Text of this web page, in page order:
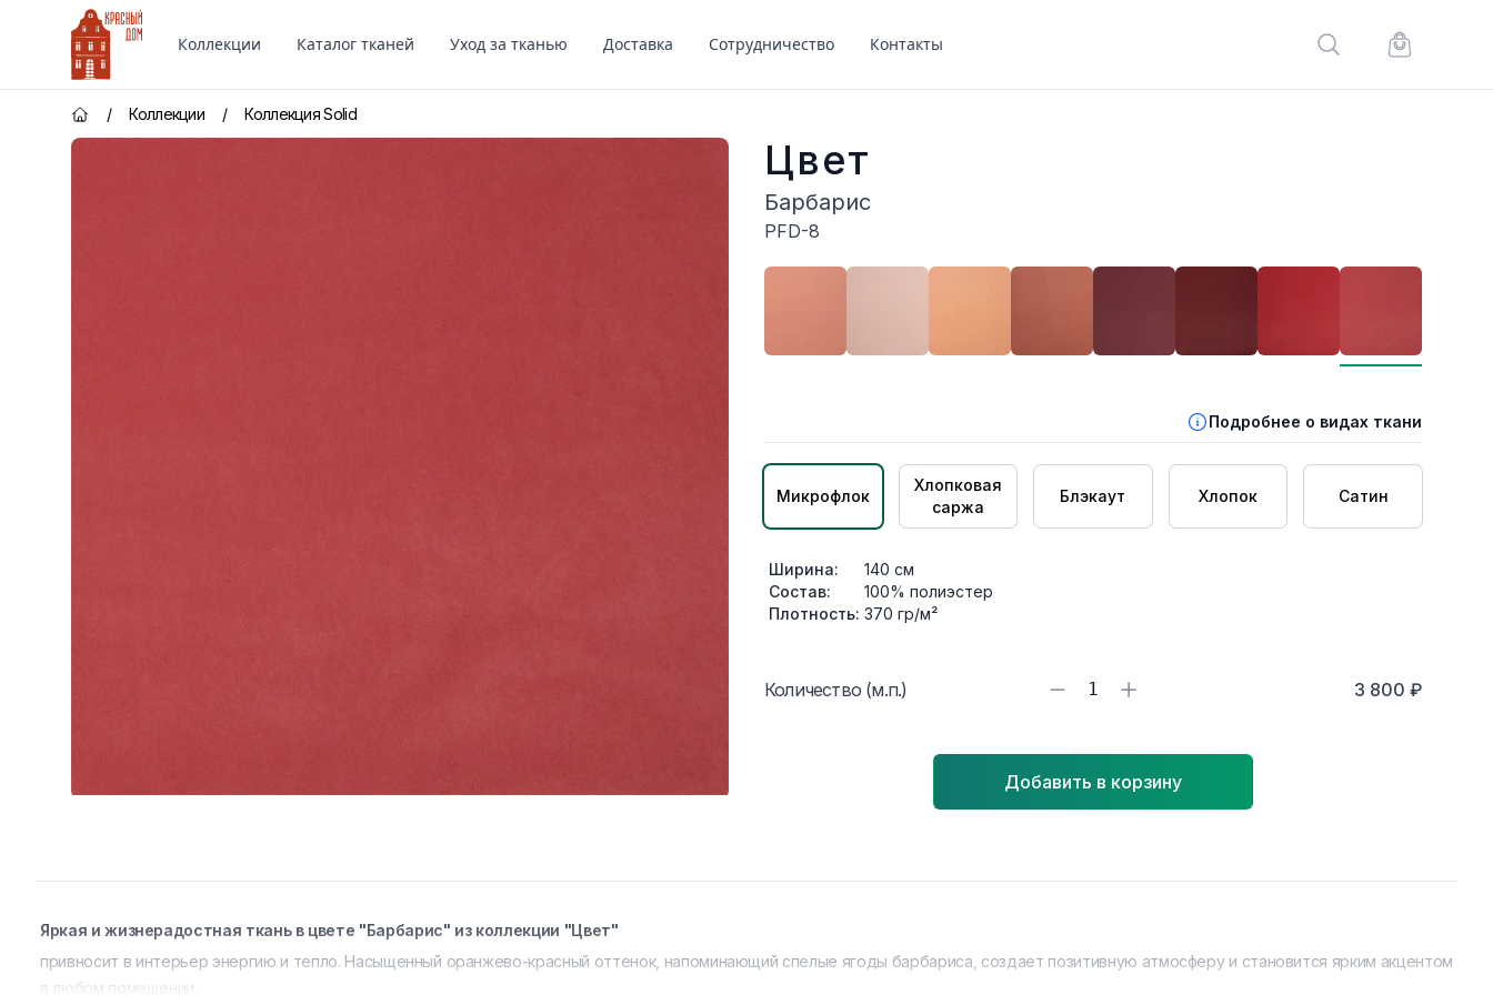
Красный Дом
Коллекции Каталог тканей Уход за тканью Доставка Сотрудничество Контакты Поиск по сайту
Корзина
Главная страница
/ Коллекции / Коллекция Solid
Цвет
Барбарис
PFD-8
Подробнее о видах ткани
Микрофлок
Хлопковая
саржа
Блэкаут Хлопок Сатин
Ширина: 140 см
Состав:
100% полиэстер
Плотность: 370 гр/м²
Количество (м.п.) 1 3 800 ₽
Добавить в корзину
Яркая и жизнерадостная ткань в цвете "Барбарис" из коллекции "Цвет"
привносит в интерьер энергию и тепло. Насыщенный оранжево-красный оттенок, напоминающий спелые ягоды барбариса, создает позитивную атмосферу и становится ярким акцентом
в любом помещении.